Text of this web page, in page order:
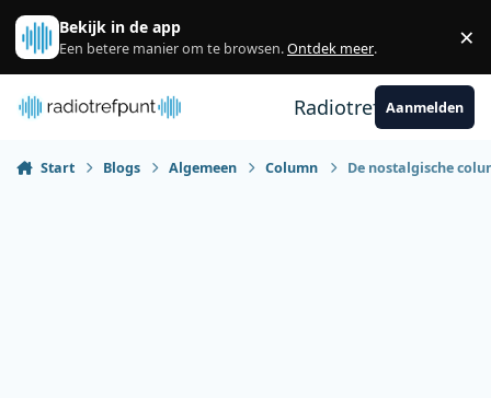
Spring naar bijdragen
Bekijk in de app
Een betere manier om te browsen.Ontdek meer. ×
RadiotrefpuntAanmelden
Start Blogs Algemeen Column De nostalgische